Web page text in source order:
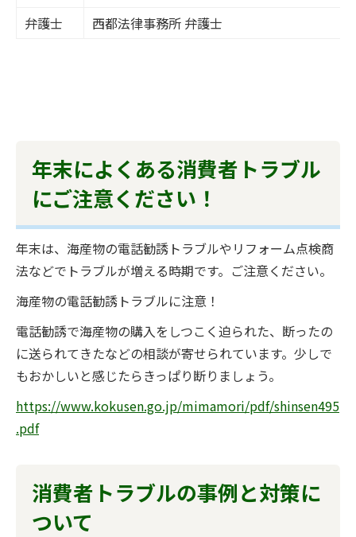
弁護士
西都法律事務所 弁護士
年末によくある消費者トラブル
にご注意ください！
年末は、海産物の電話勧誘トラブルやリフォーム点検商
法などでトラブルが増える時期です。ご注意ください。
海産物の電話勧誘トラブルに注意！
電話勧誘で海産物の購入をしつこく迫られた、断ったの
に送られてきたなどの相談が寄せられています。少しで
もおかしいと感じたらきっぱり断りましょう。
https://www.kokusen.go.jp/mimamori/pdf/shinsen495
.pdf
消費者トラブルの事例と対策に
ついて